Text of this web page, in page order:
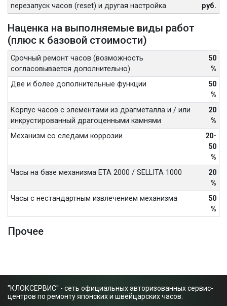
перезапуск часов (reset) и другая настройка
руб.
Наценка на выполняемые виды работ
(плюс к базовой стоимости)
Срочный ремонт часов (возможность
согласовывается дополнительно)
50
%
Две и более дополнительные функции
50
%
Корпус часов с элементами из драгметалла и / или
инкрустированный драгоценными камнями
20
%
Механизм со следами коррозии
20-
50
%
Часы на базе механизма ETA 2000 / SELLITA 1000
20
%
Часы с нестандартным извлечением механизма
50
%
Прочее
"КЛОКСЕРВИС" - сеть официальных авторизованных сервис-
центров по ремонту японских и швейцарских часов.